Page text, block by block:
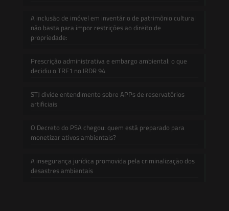
A inclusão de imóvel em inventário de patrimônio cultural
não basta para impor restrições ao direito de
propriedade:
Prescrição administrativa e embargo ambiental: o que
decidiu o TRF1 no IRDR 94
STJ divide entendimento sobre APPs de reservatórios
artificiais
O Decreto do PSA chegou: quem está preparado para
monetizar ativos ambientais?
A insegurança jurídica promovida pela criminalização dos
desastres ambientais